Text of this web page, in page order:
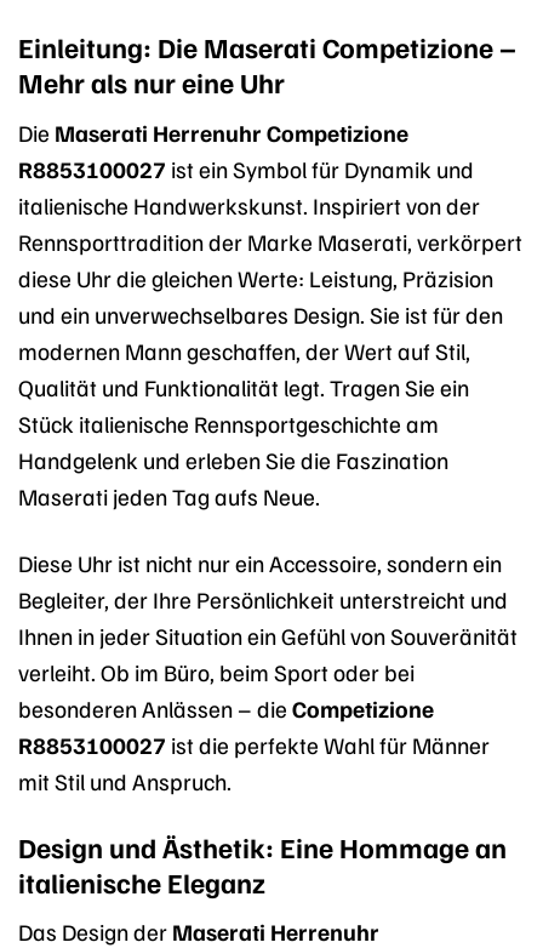
Einleitung: Die Maserati Competizione –
Mehr als nur eine Uhr
Die Maserati Herrenuhr Competizione
R8853100027 ist ein Symbol für Dynamik und
italienische Handwerkskunst. Inspiriert von der
Rennsporttradition der Marke Maserati, verkörpert
diese Uhr die gleichen Werte: Leistung, Präzision
und ein unverwechselbares Design. Sie ist für den
modernen Mann geschaffen, der Wert auf Stil,
Qualität und Funktionalität legt. Tragen Sie ein
Stück italienische Rennsportgeschichte am
Handgelenk und erleben Sie die Faszination
Maserati jeden Tag aufs Neue.
Diese Uhr ist nicht nur ein Accessoire, sondern ein
Begleiter, der Ihre Persönlichkeit unterstreicht und
Ihnen in jeder Situation ein Gefühl von Souveränität
verleiht. Ob im Büro, beim Sport oder bei
besonderen Anlässen – die Competizione
R8853100027 ist die perfekte Wahl für Männer
mit Stil und Anspruch.
Design und Ästhetik: Eine Hommage an
italienische Eleganz
Das Design der Maserati Herrenuhr